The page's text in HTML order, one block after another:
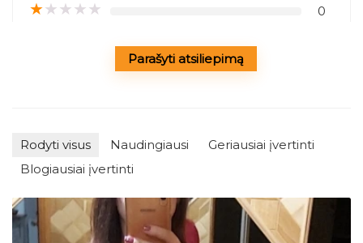
★★★★★ 0
Parašyti atsiliepimą
Rodyti visus Naudingiausi
Geriausiai įvertinti
Blogiausiai įvertinti